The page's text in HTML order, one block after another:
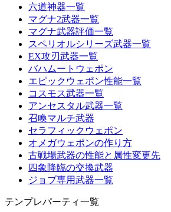
六道神器一覧
マグナ2武器一覧
マグナ武器評価一覧
スペリオルシリーズ武器一覧
EX攻刃武器一覧
バハムートウェポン
エピックウェポン性能一覧
コスモス武器一覧
アンセスタル武器一覧
召喚マルチ武器
セラフィックウェポン
オメガウェポンの作り方
古戦場武器の性能と属性変更先
四象降臨の交換武器
ジョブ専用武器一覧
テンプレパーティ一覧